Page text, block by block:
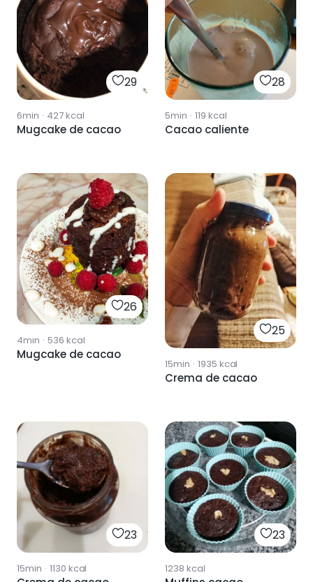
29
6min · 427kcal
Mugcake de cacao
28
5min · 119 kcal
Cacao caliente
26
4min · 536 kcal
Mugcake de cacao
25
15min · 1935 kcal
Crema de cacao
23
15min · 1130 kcal
23
1238 kcal